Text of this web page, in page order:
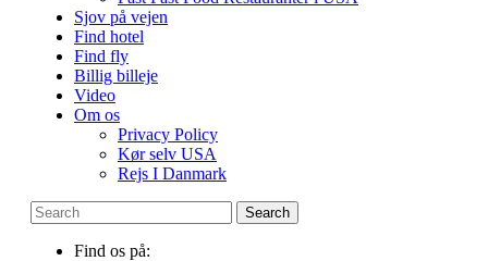
Sjov på vejen
Find hotel
Find fly
Billig billeje
Video
Om os
Privacy Policy
Kør selv USA
Rejs I Danmark
Find os på: